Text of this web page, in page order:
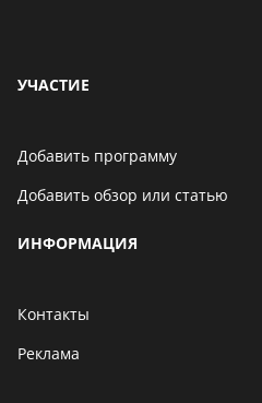
УЧАСТИЕ
Добавить программу
Добавить обзор или статью
ИНФОРМАЦИЯ
Контакты
Реклама